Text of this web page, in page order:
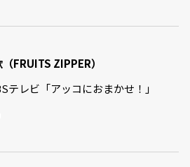
FRUITS ZIPPER）
テレビ「アッコにおまかせ！」